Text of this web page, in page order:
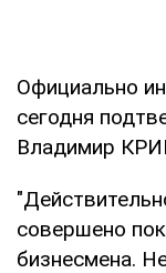
Официально
сегодня
Владимир
совершено
бизнесмена.